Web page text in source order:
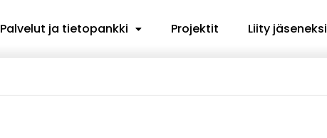
Palvelut ja tietopankki Projektit Liity jäseneksi